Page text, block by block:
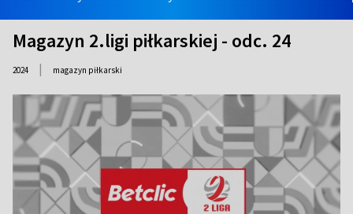
Magazyn 2.ligi piłkarskiej - odc. 24
2024 | magazyn piłkarski